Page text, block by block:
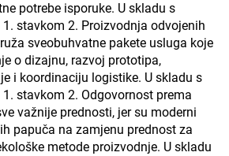
potrebe isporuke. U skladu s
stavkom 2. Proizvodnja odvojenih
sveobuhvatne pakete usluga koje
o dizajnu, razvoj prototipa,
i koordinaciju logistike. U skladu s
stavkom 2. Odgovornost prema
važnije prednosti, jer su moderni
papuča na zamjenu prednost za
metode proizvodnje. U skladu